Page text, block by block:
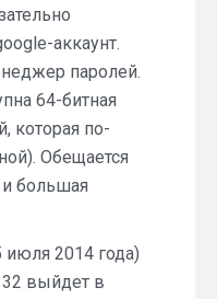
аккаунт.
паролей.
64-битная
которая по-
Обещается
большая
июля 2014 года)
32 выйдет в